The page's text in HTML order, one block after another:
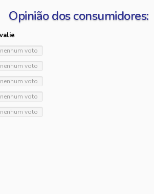
Opinião dos consumidores:
nenhum voto
nenhum voto
nenhum voto
nenhum voto
nenhum voto